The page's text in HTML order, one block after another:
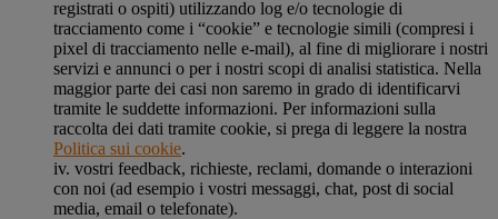
registrati o ospiti) utilizzando log e/o tecnologie di
tracciamento come i “cookie” e tecnologie simili (compresi i
pixel di tracciamento nelle e-mail), al fine di migliorare i nostri
servizi e annunci o per i nostri scopi di analisi statistica. Nella
maggior parte dei casi non saremo in grado di identificarvi
tramite le suddette informazioni. Per informazioni sulla
raccolta dei dati tramite cookie, si prega di leggere la nostra
Politica sui cookie.
iv. vostri feedback, richieste, reclami, domande o interazioni
con noi (ad esempio i vostri messaggi, chat, post di social
media, email o telefonate).